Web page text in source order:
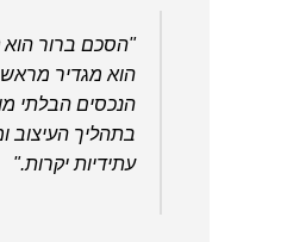
"הסכם ברור הוא
הוא מגדיר
הנכסים הבלתי
בתהליך העיצוב
עתידיות יקרות."